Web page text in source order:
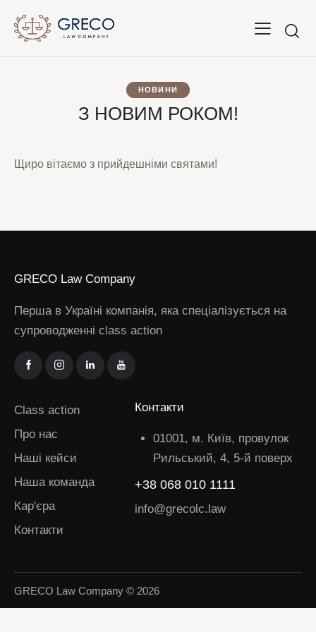
НОВИНИ
З НОВИМ РОКОМ!
Щиро вітаємо з прийдешніми святами!
GRECO Law Company
Перша в Україні компанія, яка спеціалізується на
супроводженні class action
Class action
Про нас
Наші кейси
Наша команда
Кар'єра
Контакти
Контакти
01001, м. Київ, провулок
Рильський, 4, 5-й поверх
+38 068 010 1111
info@grecolc.law
GRECO Law Company © 2026